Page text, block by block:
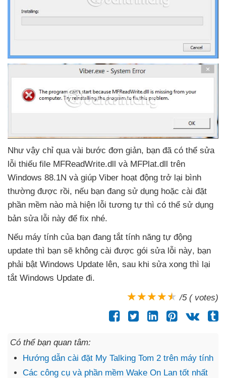
Như vậy chỉ qua vài bước đơn giản, bạn đã có thể sửa
lỗi thiếu file MFReadWrite.dll và MFPlat.dll trên
Windows 88.1N và giúp Viber hoạt động trở lại bình
thường được rồi, nếu bạn đang sử dụng hoặc cài đặt
phần mềm nào mà hiện lỗi tương tự thì có thể sử dụng
bản sửa lỗi này để fix nhé.
Nếu máy tính của bạn đang tắt tính năng tự động
update thì bạn sẽ không cài được gói sửa lỗi này, bạn
phải bật Windows Update lên, sau khi sửa xong thì lại
tắt Windows Update đi.
/5 ( votes)
Có thể bạn quan tâm:
Hướng dẫn cài đặt My Talking Tom 2 trên máy tính
Các công cụ và phần mềm Wake On Lan tốt nhất